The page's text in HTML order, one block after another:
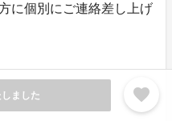
ました favorite
に個別にご連絡差し上げ